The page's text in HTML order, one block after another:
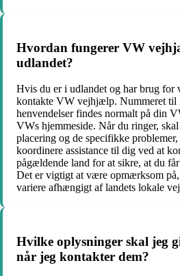
Hvordan fungerer VW
udlandet?
Hvis du er i udlandet og har brug for
kontakte VW vejhjælp. Nummeret til
henvendelser findes normalt på din
VWs hjemmeside. Når du ringer,
placering og de specifikke
koordinere assistance til dig ved at
pågældende land for at sikre, at du
Det er vigtigt at være opmærksom på,
variere afhængigt af landets lokale
Hvilke oplysninger skal jeg
når jeg kontakter dem?